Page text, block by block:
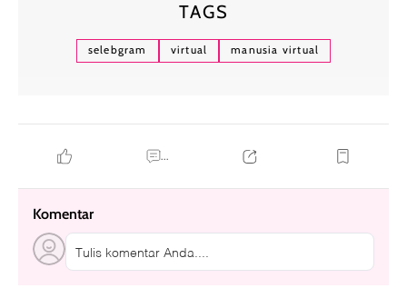
TAGS
selebgram virtual manusia virtual
...
Komentar
Tulis komentar Anda....